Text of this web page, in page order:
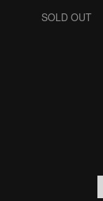
SOLD OUT